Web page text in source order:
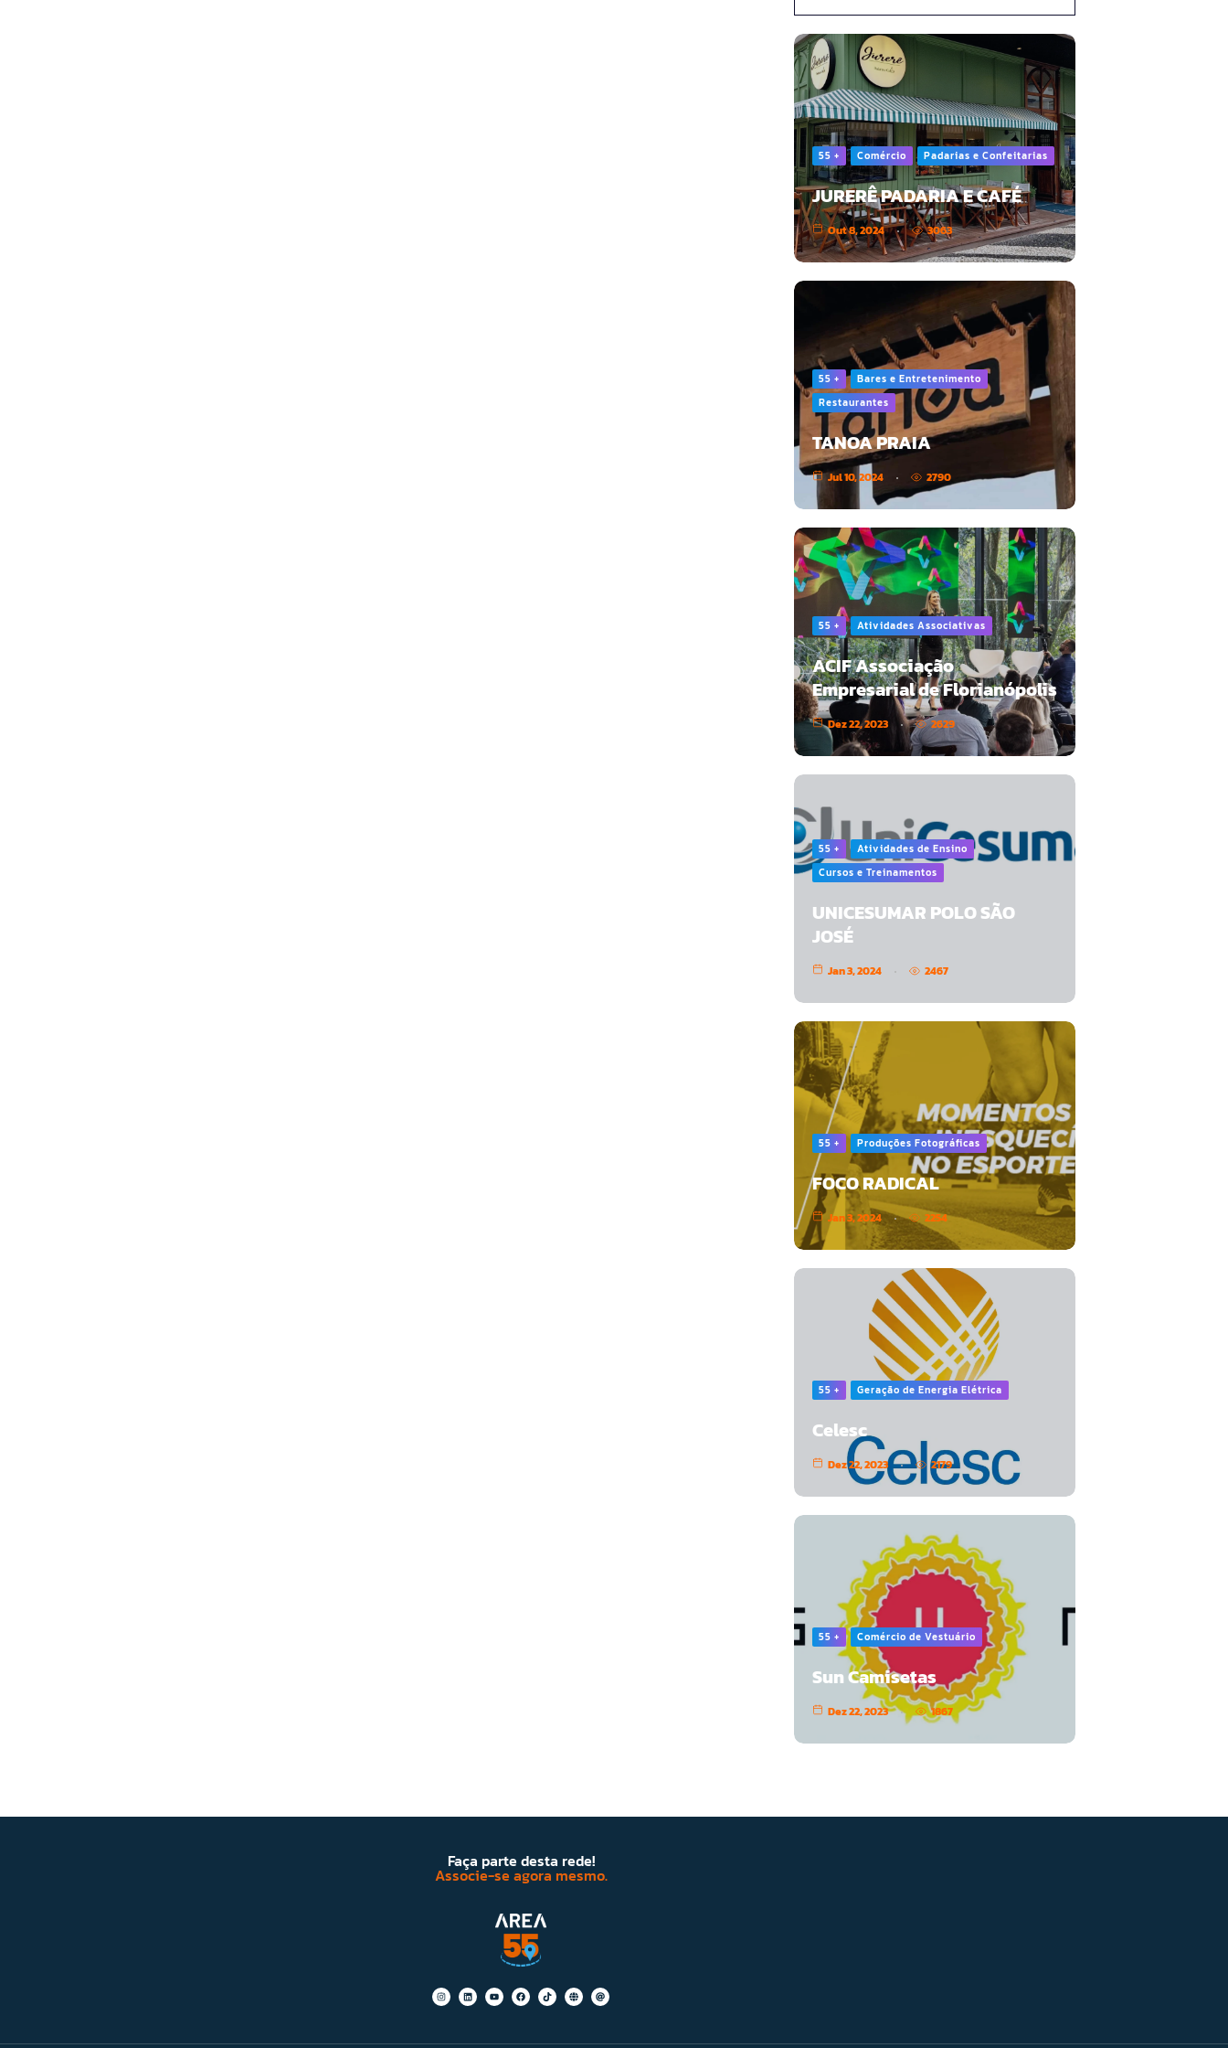
55 + Comércio Padarias e Confeitarias
JURERÊ PADARIA E CAFÉ
Out 8, 2024 3063
55 +
Bares e Entretenimento
Restaurantes
TANOA PRAIA
Jul 10, 2024 2790
55 + Atividades Associativas
ACIF Associação
Empresarial de Florianópolis
Dez 22, 2023 2629
55 +
Atividades de Ensino
Cursos e Treinamentos
UNICESUMAR POLO SÃO
JOSÉ
Jan 3, 2024 2467
55 + Produções Fotográficas
FOCO RADICAL
Jan 3, 2024 2254
55 + Geração de Energia Elétrica
Celesc
Dez 22, 2023 2179
55 + Comércio de Vestuário
Sun Camisetas
Dez 22, 2023 1867
Faça parte desta rede!
Associe-se agora mesmo.